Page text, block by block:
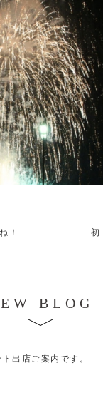
！ 初
出店ご案内です。